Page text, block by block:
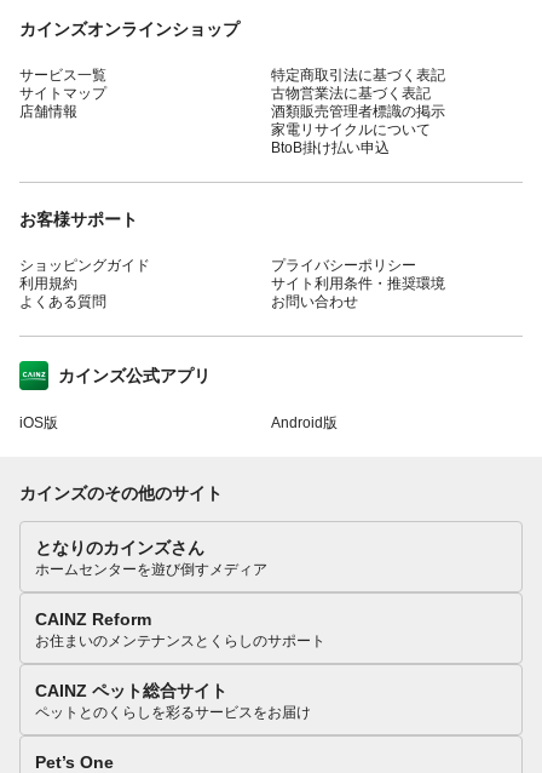
カインズオンラインショップ
サービス一覧
サイトマップ
店舗情報
特定商取引法に基づく表記
古物営業法に基づく表記
酒類販売管理者標識の掲示
家電リサイクルについて
BtoB掛け払い申込
お客様サポート
ショッピングガイド
利用規約
よくある質問
プライバシーポリシー
サイト利用条件・推奨環境
お問い合わせ
カインズ公式アプリ
iOS版 Android版
カインズのその他のサイト
となりのカインズさん
ホームセンターを遊び倒すメディア
CAINZ Reform
お住まいのメンテナンスとくらしのサポート
CAINZ ペット総合サイト
ペットとのくらしを彩るサービスをお届け
Pet’s One